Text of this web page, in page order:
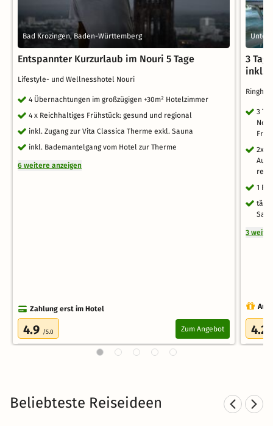
Bad Krozingen, Baden-Württemberg
Entspannter Kurzurlaub im Nouri 5 Tage
Lifestyle- und Wellnesshotel Nouri
4 Übernachtungen im großzügigen +30m² Hotelzimmer
4 x Reichhaltiges Frühstück: gesund und regional
inkl. Zugang zur Vita Classica Therme exkl. Sauna
inkl. Bademantelgang vom Hotel zur Therme
6 weitere anzeigen
Zahlung erst im Hotel
4.9 /5.0 Zum Angebot
3
inkl.
3
2x
1
3
4.2
Beliebteste Reiseideen
Sporthotels in Baden-